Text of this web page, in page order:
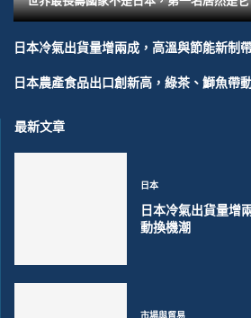
日本冷氣出貨量增兩成，高溫與節能新制
日本農產食品出口創新高，綠茶、鰤魚帶
最新文章
日本
日本冷氣出貨量增
動換機潮
市場與貿易